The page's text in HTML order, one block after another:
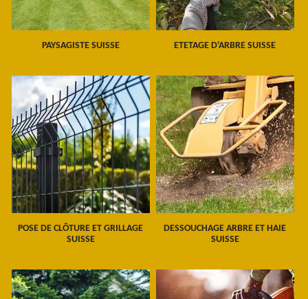
PAYSAGISTE SUISSE ETETAGE D'ARBRE SUISSE
POSE DE CLÔTURE ET GRILLAGE
SUISSE
DESSOUCHAGE ARBRE ET HAIE
SUISSE